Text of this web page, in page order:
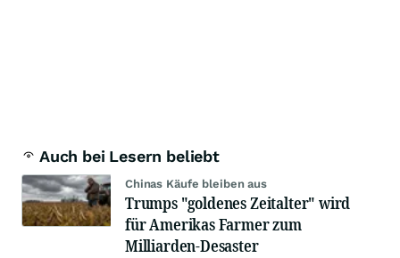
Auch bei Lesern beliebt
Chinas Käufe bleiben aus
Trumps "goldenes Zeitalter" wird
für Amerikas Farmer zum
Milliarden-Desaster